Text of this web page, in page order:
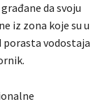
da svoju
iz zona koje su u
vodostaja